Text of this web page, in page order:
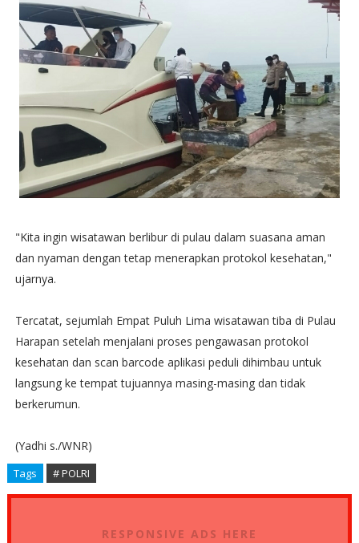
"Kita ingin wisatawan berlibur di pulau dalam suasana aman
dan nyaman dengan tetap menerapkan protokol kesehatan,"
ujarnya.
Tercatat, sejumlah Empat Puluh Lima wisatawan tiba di Pulau
Harapan setelah menjalani proses pengawasan protokol
kesehatan dan scan barcode aplikasi peduli dihimbau untuk
langsung ke tempat tujuannya masing-masing dan tidak
berkerumun.
(Yadhi s./WNR)
Tags # POLRI
RESPONSIVE ADS HERE